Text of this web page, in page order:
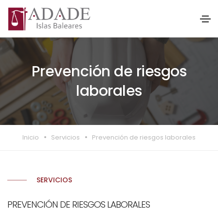
Prevención de riesgos
laborales
Inicio Servicios Prevención de riesgos laborales
SERVICIOS
PREVENCIÓN DE RIESGOS LABORALES